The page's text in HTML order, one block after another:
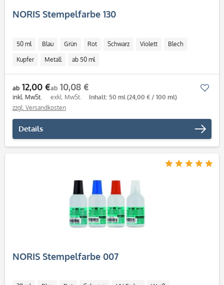
NORIS Stempelfarbe 130
50 ml Blau Grün Rot Schwarz Violett Blech
Kupfer Metall ab 50 ml
ab 12,00 €
inkl. MwSt.
ab 10,08 €
exkl. MwSt. Inhalt: 50 ml (24,00 € / 100 ml)
zzgl. Versandkosten
Details
NORIS Stempelfarbe 007